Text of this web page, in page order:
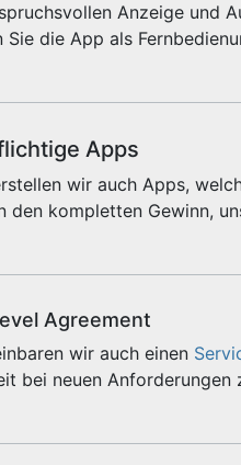
Anzeige und
Sie die App als
Apps
wir auch Apps,
den kompletten Gewinn,
Agreement
wir auch einen
bei neuen Anforderungen